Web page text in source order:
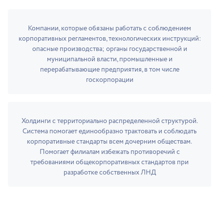
Компании, которые обязаны работать с соблюдением
корпоративных регламентов, технологических инструкций:
опасные производства; органы государственной и
муниципальной власти, промышленные и
перерабатывающие предприятия, в том числе
госкорпорации
Холдинги с территориально распределенной структурой.
Система помогает единообразно трактовать и соблюдать
корпоративные стандарты всем дочерним обществам.
Помогает филиалам избежать противоречий с
требованиями общекорпоративных стандартов при
разработке собственных ЛНД